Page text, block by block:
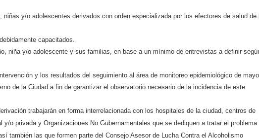
niñas y/o adolescentes derivados con orden especializada por los efectores de salud de
capacitados.
niña y/o adolescente y sus familias, en base a un mínimo de entrevistas a definir
y los resultados del seguimiento al área de monitoreo epidemiológico de
de la Ciudad a fin de garantizar el observatorio necesario de la incidencia de este
trabajarán en forma interrelacionada con los hospitales de la ciudad, centros de
o privada y Organizaciones No Gubernamentales que se dediquen a tratar el problema
también las que formen parte del Consejo Asesor de Lucha Contra el Alcoholismo